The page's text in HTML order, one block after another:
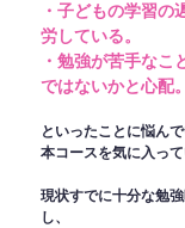
・子どもの学習の
労している。
・勉強が苦手なこ
ではないかと心配。
といったことに悩ん
本コースを気に入っ
現状すでに十分な勉
し、